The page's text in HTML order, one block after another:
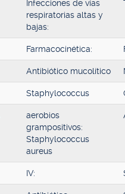
Infecciones de vías
respiratorias altas y
bajas:
Farmacocinética:
Antibiótico mucolítico
Staphylococcus
aerobios
grampositivos:
Staphylococcus
aureus
IV: